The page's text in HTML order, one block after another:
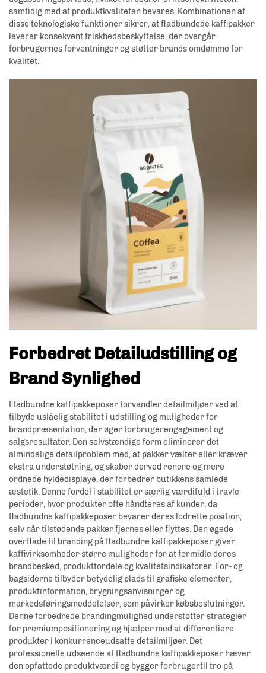
samtidig med at produktkvaliteten bevares. Kombinationen af
disse teknologiske funktioner sikrer, at fladbundede kaffipakker
leverer konsekvent friskhedsbeskyttelse, der overgår
forbrugernes forventninger og støtter brands omdømme for
kvalitet.
Forbedret Detailudstilling og
Brand Synlighed
Fladbundne kaffipakkeposer forvandler detailmiljøer ved at
tilbyde uslåelig stabilitet i udstilling og muligheder for
brandpræsentation, der øger forbrugerengagement og
salgsresultater. Den selvstændige form eliminerer det
almindelige detailproblem med, at pakker vælter eller kræver
ekstra understøtning, og skaber derved renere og mere
ordnede hyldedisplaye, der forbedrer butikkens samlede
æstetik. Denne fordel i stabilitet er særlig værdifuld i travle
perioder, hvor produkter ofte håndteres af kunder, da
fladbundne kaffipakkeposer bevarer deres lodrette position,
selv når tilstødende pakker fjernes eller flyttes. Den øgede
overflade til branding på fladbundne kaffipakkeposer giver
kaffivirksomheder større muligheder for at formidle deres
brandbesked, produktfordele og kvalitetsindikatorer. For- og
bagsiderne tilbyder betydelig plads til grafiske elementer,
produktinformation, brygningsanvisninger og
markedsføringsmeddelelser, som påvirker købsbeslutninger.
Denne forbedrede brandingmulighed understøtter strategier
for premiumpositionering og hjælper med at differentiere
produkter i konkurrenceudsatte detailmiljøer. Det
professionelle udseende af fladbundne kaffipakkeposer hæver
den opfattede produktværdi og bygger forbrugertil tro på